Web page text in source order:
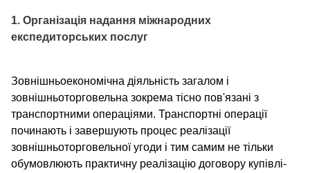
1. Організація надання міжнародних
експедиторських послуг
Зовнішньоекономічна діяльність загалом і
зовнішньоторговельна зокрема тісно пов'язані з
транспортними операціями. Транспортні операції
починають і завершують процес реалізації
зовнішньоторговельної угоди і тим самим не тільки
обумовлюють практичну реалізацію договору купівлі-